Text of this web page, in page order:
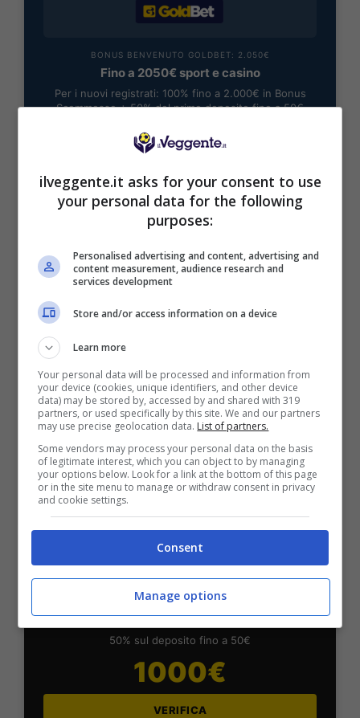
BONUS BENVENUTO GOLDBET: 2.050€
Fino a 2050€ sport e casino
Per i nuovi registrati: 100% fino a 2.000€ in Bonus
Scommesse + 50% del primo deposito fino a 50€
2050€
VERIFICA
Mostra Informazioni
Fino a 2050€ bonus scommesse e sport
Bonus Scommesse + 100% fino a 2000€ in Bonus
Sport
2050€
VERIFICA
SNAI
Bonus Benvenuto Sport: fino a 1.000€
50% sul deposito fino a 50€
1000€
VERIFICA
ilveggente.it asks for your consent to use
your personal data for the following
purposes:
Personalised advertising and content, advertising and
content measurement, audience research and
services development
Store and/or access information on a device
Learn more
Your personal data will be processed and information from
your device (cookies, unique identifiers, and other device
data) may be stored by, accessed by and shared with 319
partners, or used specifically by this site. We and our partners
may use precise geolocation data. List of partners.
Some vendors may process your personal data on the basis
of legitimate interest, which you can object to by managing
your options below. Look for a link at the bottom of this page
or in the site menu to manage or withdraw consent in privacy
and cookie settings.
Consent
Manage options